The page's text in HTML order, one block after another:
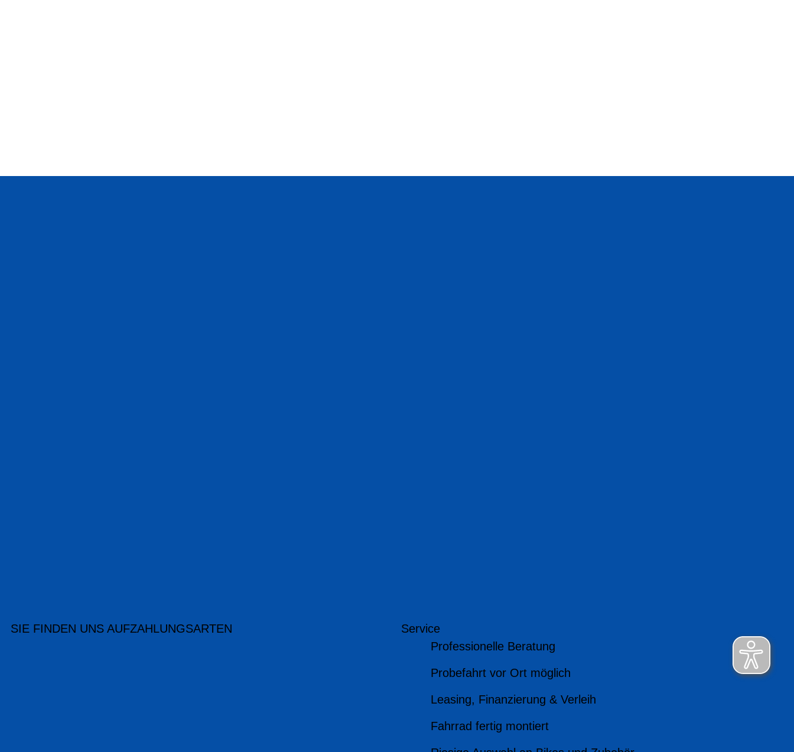
SIE FINDEN UNS AUFZAHLUNGSARTEN
Service
Professionelle Beratung
Probefahrt vor Ort möglich
Leasing, Finanzierung & Verleih
Fahrrad fertig montiert